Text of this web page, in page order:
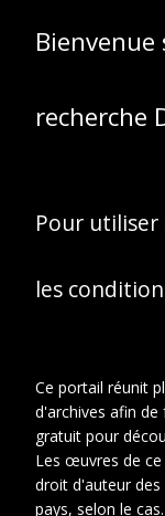
recherche
Pour utiliser
les
Ce portail réunit
d'archives afin
gratuit pour
Les œuvres de
droit d'auteur des
pays, selon le